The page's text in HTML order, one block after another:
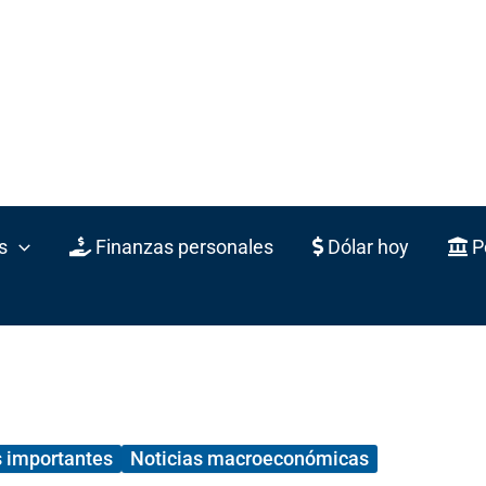
Finanzas personales Dólar hoy
importantes Noticias macroeconómicas